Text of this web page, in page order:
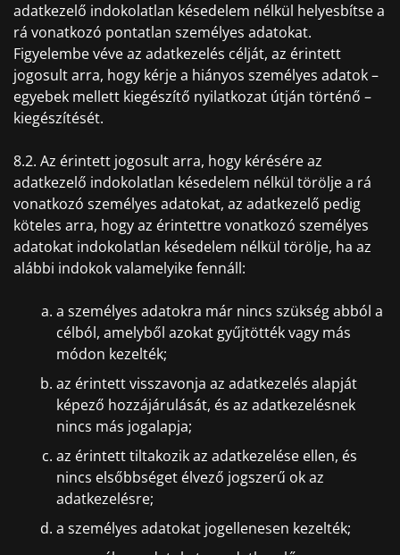
adatkezelő indokolatlan késedelem nélkül helyesbítse a
rá vonatkozó pontatlan személyes adatokat.
Figyelembe véve az adatkezelés célját, az érintett
jogosult arra, hogy kérje a hiányos személyes adatok –
egyebek mellett kiegészítő nyilatkozat útján történő –
kiegészítését.
8.2. Az érintett jogosult arra, hogy kérésére az
adatkezelő indokolatlan késedelem nélkül törölje a rá
vonatkozó személyes adatokat, az adatkezelő pedig
köteles arra, hogy az érintettre vonatkozó személyes
adatokat indokolatlan késedelem nélkül törölje, ha az
alábbi indokok valamelyike fennáll:
a személyes adatokra már nincs szükség abból a
célból, amelyből azokat gyűjtötték vagy más
módon kezelték;
az érintett visszavonja az adatkezelés alapját
képező hozzájárulását, és az adatkezelésnek
nincs más jogalapja;
az érintett tiltakozik az adatkezelése ellen, és
nincs elsőbbséget élvező jogszerű ok az
adatkezelésre;
a személyes adatokat jogellenesen kezelték;